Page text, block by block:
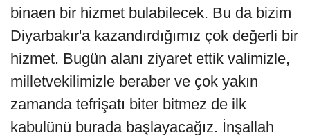
binaen bir hizmet bulabilecek. Bu da bizim
Diyarbakır'a kazandırdığımız çok değerli bir
hizmet. Bugün alanı ziyaret ettik valimizle,
milletvekilimizle beraber ve çok yakın
zamanda tefrişatı biter bitmez de ilk
kabulünü burada başlayacağız. İnşallah